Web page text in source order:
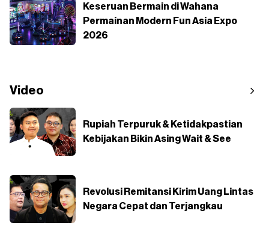
Keseruan Bermain di Wahana
Permainan Modern Fun Asia Expo
2026
Video
Rupiah Terpuruk & Ketidakpastian
Kebijakan Bikin Asing Wait & See
Revolusi Remitansi Kirim Uang Lintas
Negara Cepat dan Terjangkau